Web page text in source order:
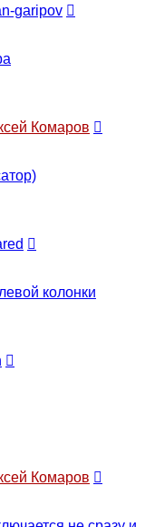
garipov
Комаров
колонки
Комаров